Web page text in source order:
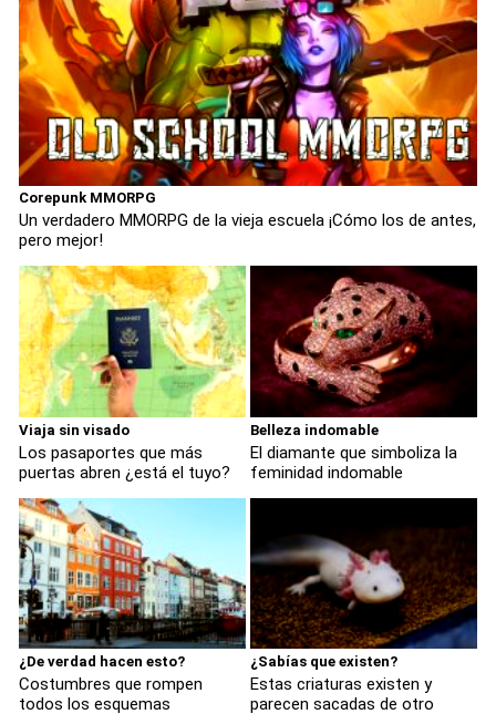
Corepunk MMORPG
Un verdadero MMORPG de la vieja escuela ¡Cómo los de antes,
pero mejor!
Viaja sin visado
Los pasaportes que más
puertas abren ¿está el tuyo?
Belleza indomable
El diamante que simboliza la
feminidad indomable
¿De verdad hacen esto?
Costumbres que rompen
todos los esquemas
¿Sabías que existen?
Estas criaturas existen y
parecen sacadas de otro